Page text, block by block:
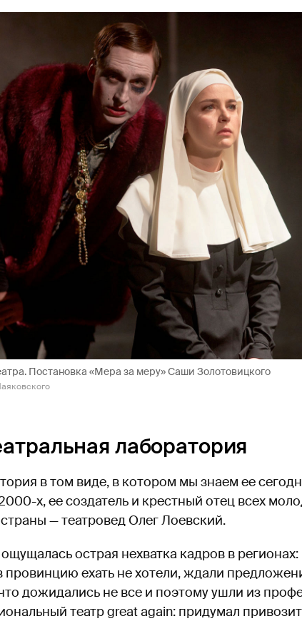
Постановка «Мера за меру» Саши Золотовицкого
лаборатория
в том виде, в котором мы знаем ее
х, ее создатель и крестный отец всех
— театровед Олег Лоевский.
острая нехватка кадров в
провинцию ехать не хотели, ждали
дожидались не все и поэтому ушли из
театр great again: придумал